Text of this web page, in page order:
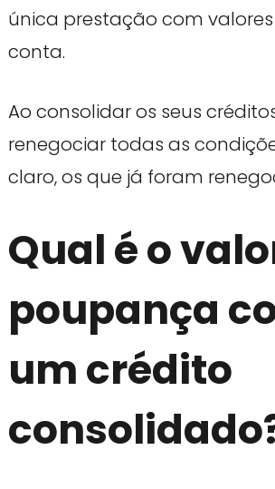
única prestação com
conta.
Ao consolidar os seus
renegociar todas as
claro, os que já foram
Qual é o
poupança
um crédito